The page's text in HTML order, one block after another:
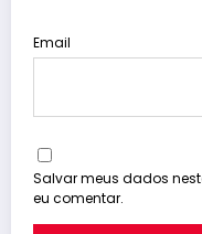
Email
Salvar meus dados
eu comentar.